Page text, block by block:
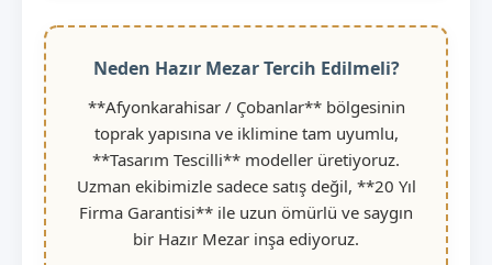
Neden Hazır Mezar Tercih Edilmeli?
**Afyonkarahisar / Çobanlar** bölgesinin
toprak yapısına ve iklimine tam uyumlu,
**Tasarım Tescilli** modeller üretiyoruz.
Uzman ekibimizle sadece satış değil, **20 Yıl
Firma Garantisi** ile uzun ömürlü ve saygın
bir Hazır Mezar inşa ediyoruz.